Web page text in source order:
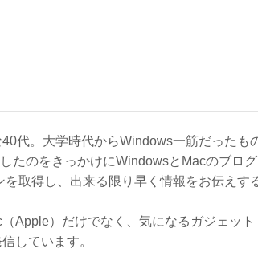
代。大学時代からWindows一筋だったも
たのをきっかけにWindowsとMacのブログ
取得し、出来る限り早く情報をお伝えす
Apple）だけでなく、気になるガジェット
しています。